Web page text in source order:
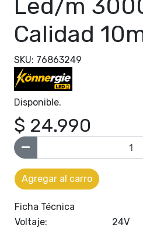
Led/m
Calidad
SKU: 76863249
Disponible.
$ 24.990
Agregar al carro
Ficha Técnica
Voltaje:
24V